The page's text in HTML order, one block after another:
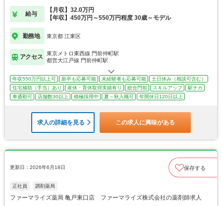
給与
【月収】32.0万円
【年収】450万円～550万円程度 30歳～モデル
勤務地 東京都 江東区
アクセス
東京メトロ東西線 門前仲町駅
都営大江戸線 門前仲町駅
年収550万円以上可 新卒も応募可能 未経験者も応募可能
土日休み（相談可含む）
住宅補助（手当）あり
産休・育休取得実績有り 総合門前 スキルアップ
駅チカ
車通勤可
店舗数30以上 積極採用中 夏～秋入職可 年間休日120日以上
求人の詳細を見る この求人に興味がある
更新日：2026年6月18日 保存する
正社員 調剤薬局
ファーマライズ薬局 亀戸東口店 ファーマライズ株式会社の薬剤師求人